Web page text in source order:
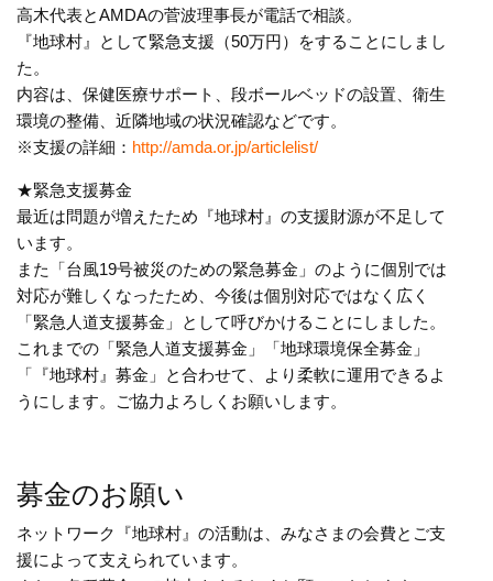
高木代表とAMDAの菅波理事長が電話で相談。
『地球村』として緊急支援（50万円）をすることにしまし
た。
内容は、保健医療サポート、段ボールベッドの設置、衛生
環境の整備、近隣地域の状況確認などです。
※支援の詳細： http://amda.or.jp/articlelist/
★緊急支援募金
最近は問題が増えたため『地球村』の支援財源が不足して
います。
また「台風19号被災のための緊急募金」のように個別では
対応が難しくなったため、今後は個別対応ではなく広く
「緊急人道支援募金」として呼びかけることにしました。
これまでの「緊急人道支援募金」「地球環境保全募金」
「『地球村 』 募金」と合わせて、より柔軟に運用できるよ
うにします。ご協力よろしくお願いします。
募金のお願い
ネットワーク『地球村』の活動は、みなさまの会費とご支
援によって支えられています。